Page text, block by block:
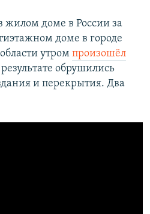
жилом доме в России за
доме в городе
утром произошёл
обрушились
и перекрытия. Два